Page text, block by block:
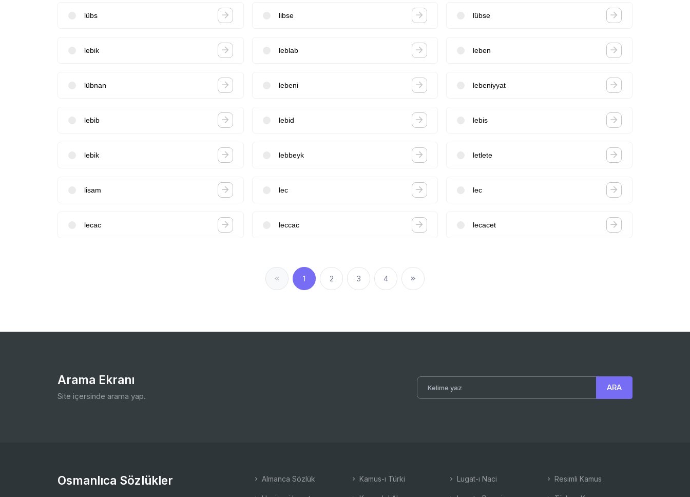
lübs libse lübse
lebik leblab leben
lübnan lebeni lebeniyyat
lebib lebid lebis
lebik lebbeyk letlete
lisam lec lec
lecac leccac lecacet
1 2 3 4
Arama Ekranı
Site içersinde arama yap.
Osmanlıca Sözlükler Almanca Sözlük Kamus-ı Türki Lugat-ı Naci Resimli Kamus